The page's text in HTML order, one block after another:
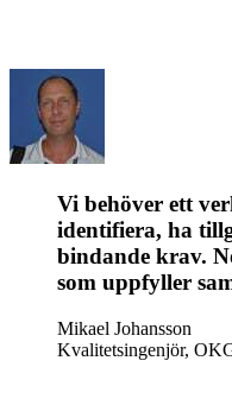
Vi behöver ett
identifiera, ha
bindande krav.
som uppfyller
Mikael Johansson
Kvalitetsingenjör,